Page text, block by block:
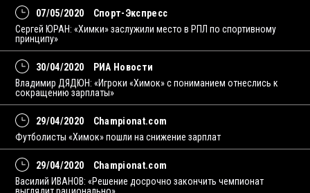
07/05/2020
Спорт-Экспресс
Сергей ЮРАН: «Химки» заслужили место в РПЛ по спортивному
принципу»
30/04/2020
РИА Новости
Владимир ДЯДЮН: «Игроки «Химок» с пониманием отнеслись к
сокращению зарплаты»
29/04/2020
Championat.com
Футболисты «Химок» пошли на снижение зарплат
29/04/2020
Championat.com
Василий ИВАНОВ: «Решение досрочно закончить чемпионат